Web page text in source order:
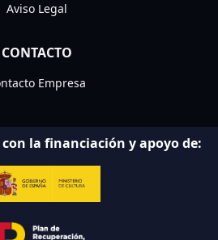
Aviso Legal
CONTACTO
Empresa
la financiación y apoyo de: